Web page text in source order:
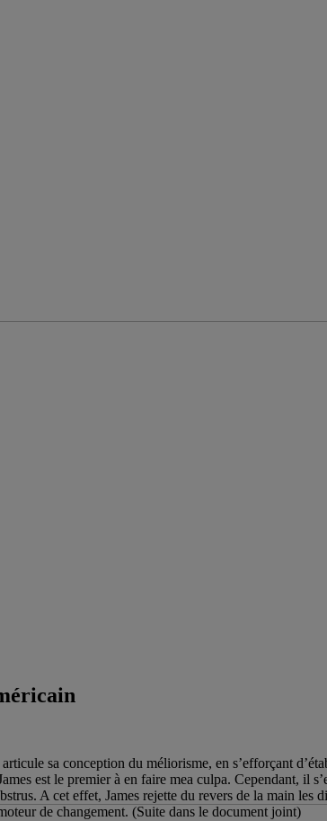
sa conception du méliorisme, en s’efforçant
est le premier à en faire mea culpa. Cependant, il
A cet effet, James rejette du revers de la main
de changement. (Suite dans le document joint)